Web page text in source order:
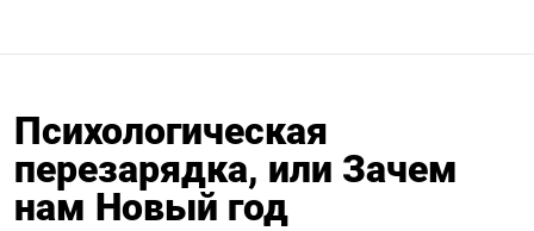
Психологическая
перезарядка, или Зачем
нам Новый год